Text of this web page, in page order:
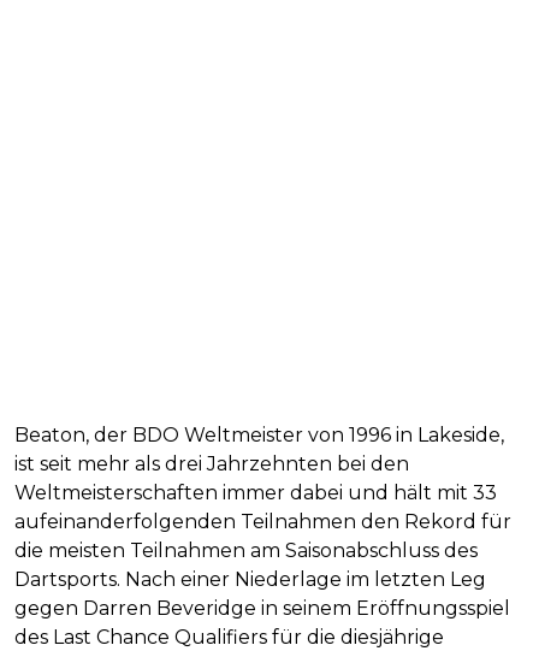
Beaton, der BDO Weltmeister von 1996 in Lakeside,
ist seit mehr als drei Jahrzehnten bei den
Weltmeisterschaften immer dabei und hält mit 33
aufeinanderfolgenden Teilnahmen den Rekord für
die meisten Teilnahmen am Saisonabschluss des
Dartsports. Nach einer Niederlage im letzten Leg
gegen Darren Beveridge in seinem Eröffnungsspiel
des Last Chance Qualifiers für die diesjährige